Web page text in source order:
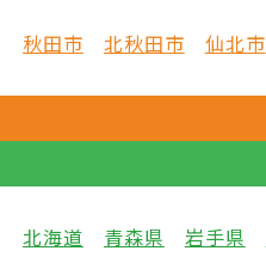
秋田市 北秋田市 仙北市
北海道 青森県 岩手県